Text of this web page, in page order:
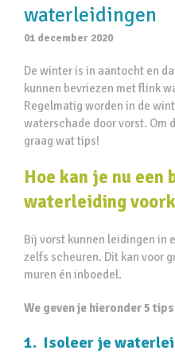
waterleidingen
01 december 2020
De winter is in aantocht en
kunnen bevriezen met flink
Regelmatig worden in de
waterschade door vorst. Om
graag wat tips!
Hoe kan je nu een
waterleiding
Bij vorst kunnen leidingen in
zelfs scheuren. Dit kan voor
muren én inboedel.
We geven je hieronder 5
1. Isoleer je